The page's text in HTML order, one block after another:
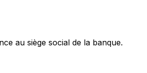
au siège social de la banque.